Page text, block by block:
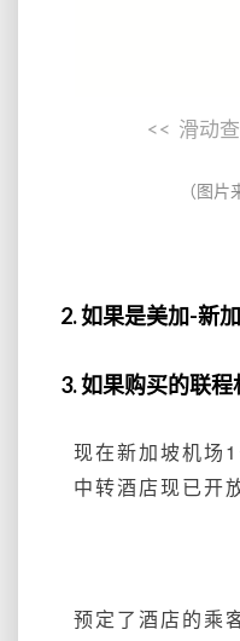
<< 滑动
（图
2. 如果是美加-新
3. 如果购买的联程
现在新加坡机场
中转酒店现已开
预定了酒店的乘